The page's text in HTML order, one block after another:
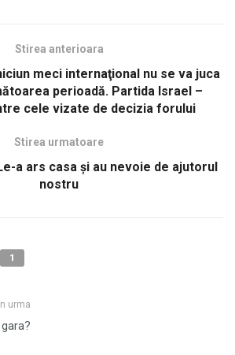
Stirea anterioara
meci internaţional nu se va juca
perioadă. Partida Israel –
cele vizate de decizia forului
Stirea urmatoare
a ars casa și au nevoie de ajutorul
nostru
1
urma